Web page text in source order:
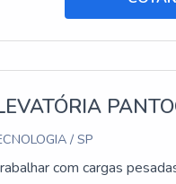
/ SP
com cargas